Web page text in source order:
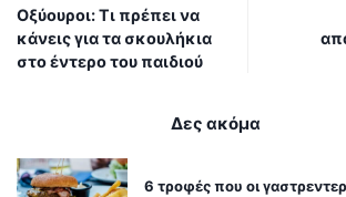
Οξύουροι: Τι πρέπει να
κάνεις για τα σκουλήκια
στο έντερο του παιδιού
Δες ακόμα
6 τροφές που οι